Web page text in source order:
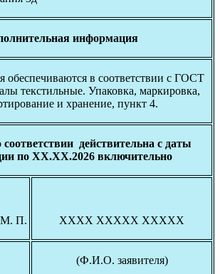
информация
обеспечиваются в соответствии с ГОСТ
текстильные. Упаковка, маркировка,
и хранение, пункт 4.
действительна с даты
по ХХ.ХХ.2026 включительно
М. П. ХХХХ ХХХХХ ХХХХХ
(Ф.И.О. заявителя)